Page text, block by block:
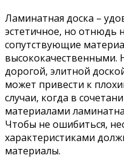
Ламинатная доска –
эстетичное, но отнюдь
сопутствующие
высококачественными.
дорогой, элитной
может привести к
случаи, когда в
материалами
Чтобы не ошибиться,
характеристиками
материалы.